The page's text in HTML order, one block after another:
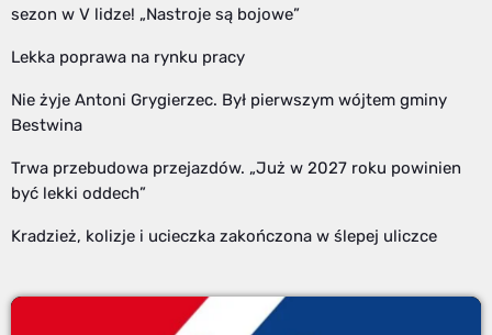
sezon w V lidze! „Nastroje są bojowe”
Lekka poprawa na rynku pracy
Nie żyje Antoni Grygierzec. Był pierwszym wójtem gminy
Bestwina
Trwa przebudowa przejazdów. „Już w 2027 roku powinien
być lekki oddech”
Kradzież, kolizje i ucieczka zakończona w ślepej uliczce